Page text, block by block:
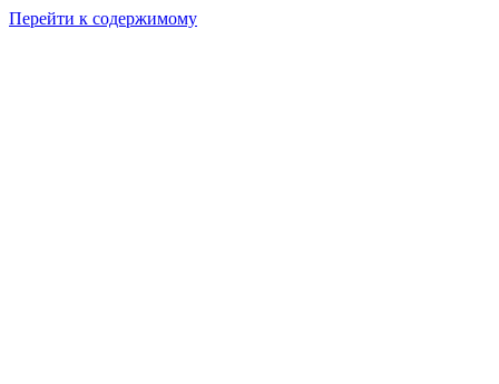
Перейти к содержимому